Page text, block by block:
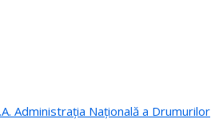
Administrația Națională a Drumurilor